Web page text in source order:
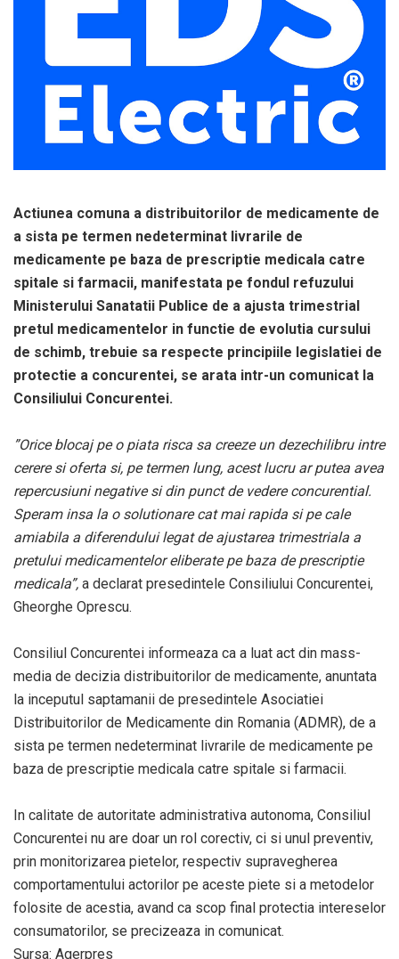
Actiunea comuna a distribuitorilor de medicamente de
a sista pe termen nedeterminat livrarile de
medicamente pe baza de prescriptie medicala catre
spitale si farmacii, manifestata pe fondul refuzului
Ministerului Sanatatii Publice de a ajusta trimestrial
pretul medicamentelor in functie de evolutia cursului
de schimb, trebuie sa respecte principiile legislatiei de
protectie a concurentei, se arata intr-un comunicat la
Consiliului Concurentei.
”Orice blocaj pe o piata risca sa creeze un dezechilibru intre
cerere si oferta si, pe termen lung, acest lucru ar putea avea
repercusiuni negative si din punct de vedere concurential.
Speram insa la o solutionare cat mai rapida si pe cale
amiabila a diferendului legat de ajustarea trimestriala a
pretului medicamentelor eliberate pe baza de prescriptie
medicala”, a declarat presedintele Consiliului Concurentei,
Gheorghe Oprescu.
Consiliul Concurentei informeaza ca a luat act din mass-
media de decizia distribuitorilor de medicamente, anuntata
la inceputul saptamanii de presedintele Asociatiei
Distribuitorilor de Medicamente din Romania (ADMR), de a
sista pe termen nedeterminat livrarile de medicamente pe
baza de prescriptie medicala catre spitale si farmacii.
In calitate de autoritate administrativa autonoma, Consiliul
Concurentei nu are doar un rol corectiv, ci si unul preventiv,
prin monitorizarea pietelor, respectiv supravegherea
comportamentului actorilor pe aceste piete si a metodelor
folosite de acestia, avand ca scop final protectia intereselor
consumatorilor, se precizeaza in comunicat.
Sursa: Agerpres